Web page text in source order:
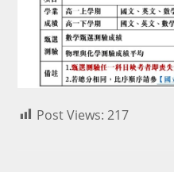
Post Views: 217